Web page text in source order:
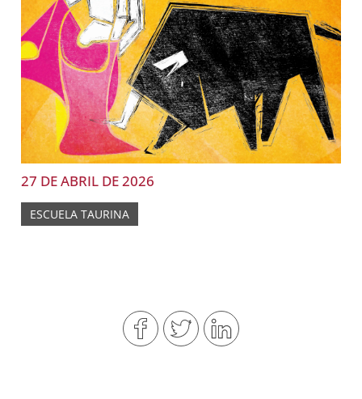
27 DE ABRIL DE 2026
ESCUELA TAURINA